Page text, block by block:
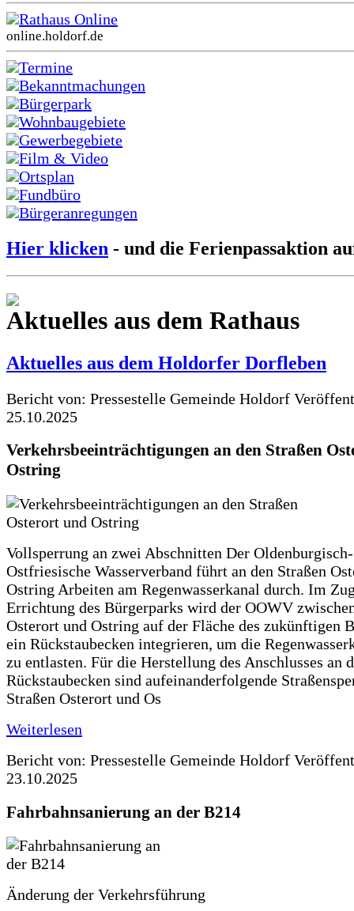
Rathaus Online
online.holdorf.de
Termine
Bekanntmachungen
Bürgerpark
Wohnbaugebiete
Gewerbegebiete
Film & Video
Ortsplan
Fundbüro
Bürgeranregungen
Hier klicken - und die Ferienpassaktion
Aktuelles aus dem Rathaus
Aktuelles aus dem Holdorfer Dorfleben
Bericht von: Pressestelle Gemeinde Holdorf
25.10.2025
Verkehrsbeeinträchtigungen an den Straßen
Ostring
Vollsperrung an zwei Abschnitten Der Oldenburgisch-
Ostfriesische Wasserverband führt an den Straßen
Ostring Arbeiten am Regenwasserkanal durch. Im
Errichtung des Bürgerparks wird der OOWV
Osterort und Ostring auf der Fläche des zukünftigen
ein Rückstaubecken integrieren, um die
zu entlasten. Für die Herstellung des Anschlusses an
Rückstaubecken sind aufeinanderfolgende
Straßen Osterort und Os
Weiterlesen
Bericht von: Pressestelle Gemeinde Holdorf
23.10.2025
Fahrbahnsanierung an der B214
Änderung der Verkehrsführung